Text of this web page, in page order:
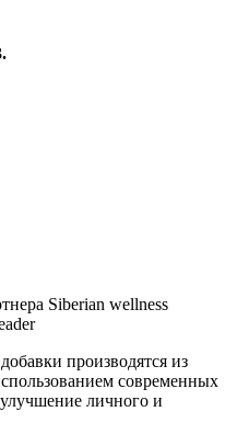
Siberian wellness
производятся из
современных
личного и